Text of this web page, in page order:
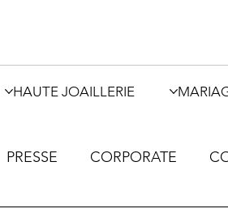
HAUTE JOAILLERIE
PRESSE CORPORATE